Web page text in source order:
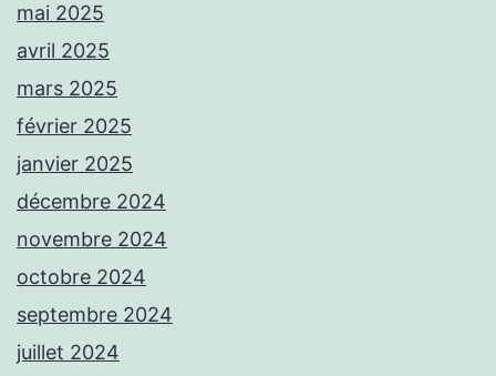
mai 2025
avril 2025
mars 2025
février 2025
janvier 2025
décembre 2024
novembre 2024
octobre 2024
septembre 2024
juillet 2024